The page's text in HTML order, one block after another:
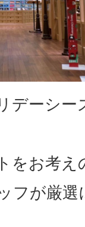
デーシー
をお考え
フが厳選